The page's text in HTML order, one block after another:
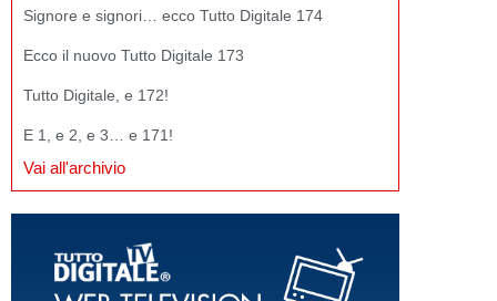
Signore e signori… ecco Tutto Digitale 174
Ecco il nuovo Tutto Digitale 173
Tutto Digitale, e 172!
E 1, e 2, e 3… e 171!
Vai all'archivio